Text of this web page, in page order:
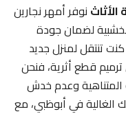
نوفر أمهر نجارين
لضمان جودة
تنتقل لمنزل جديد
قطع أثرية، فنحن
وعدم خدش
في أبوظبي، مع